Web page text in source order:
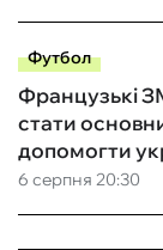
Футбол
6 серпня 20:30
Французькі
стати
допомогти